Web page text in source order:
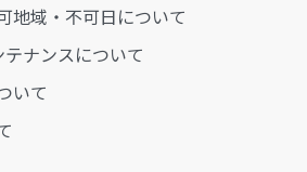
地域・不可日について
ナンスについて
いて